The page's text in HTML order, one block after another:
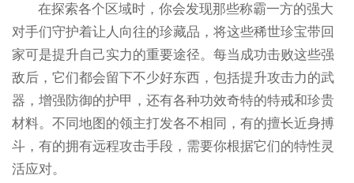
在探索各个区域时，你会发现那些称霸一方的强大
对手们守护着让人向往的珍藏品，将这些稀世珍宝带回
家可是提升自己实力的重要途径。每当成功击败这些强
敌后，它们都会留下不少好东西，包括提升攻击力的武
器，增强防御的护甲，还有各种功效奇特的特戒和珍贵
材料。不同地图的领主打发各不相同，有的擅长近身搏
斗，有的拥有远程攻击手段，需要你根据它们的特性灵
活应对。